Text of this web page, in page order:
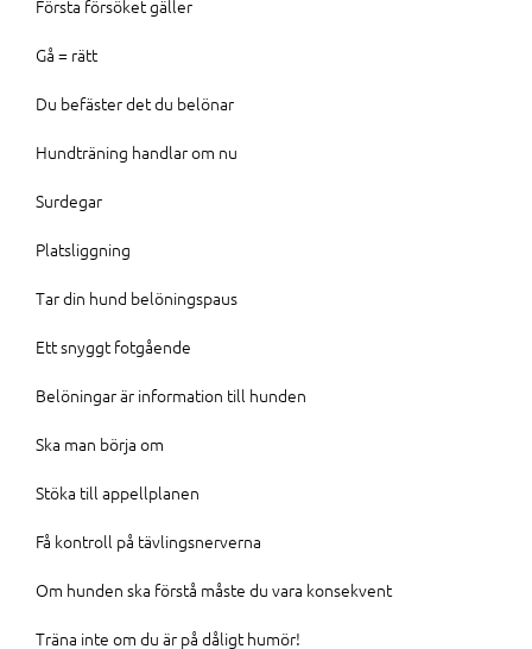
Första försöket gäller
Gå = rätt
Du befäster det du belönar
Hundträning handlar om nu
Surdegar
Platsliggning
Tar din hund belöningspaus
Ett snyggt fotgående
Belöningar är information till hunden
Ska man börja om
Stöka till appellplanen
Få kontroll på tävlingsnerverna
Om hunden ska förstå måste du vara konsekvent
Träna inte om du är på dåligt humör!